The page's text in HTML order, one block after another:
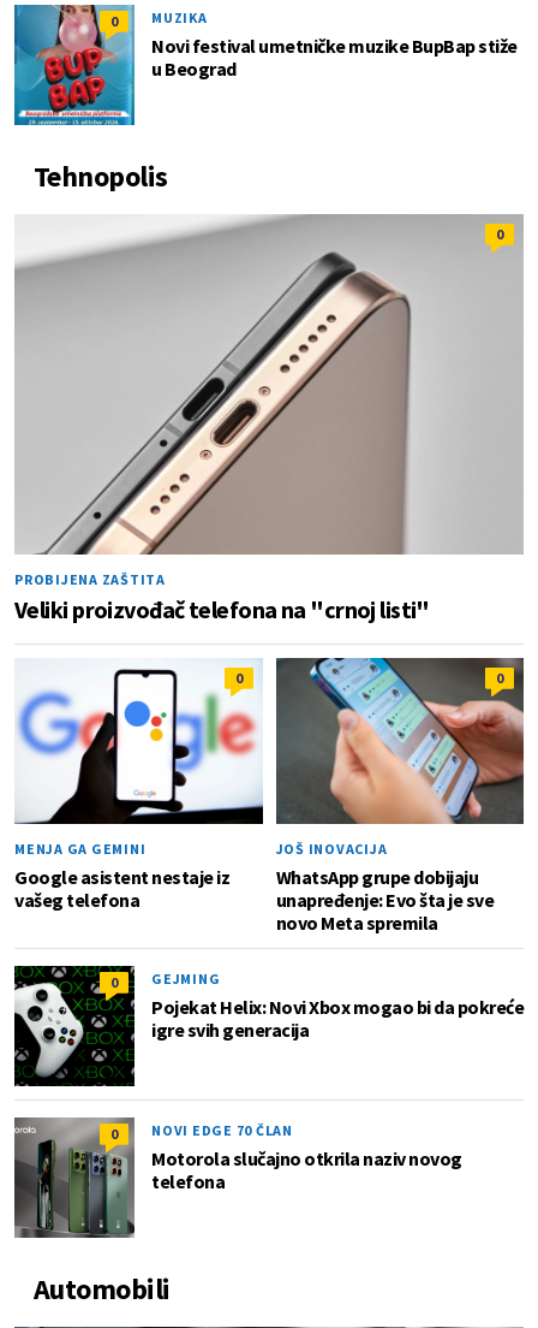
0 MUZIKA
Novi festival umetničke muzike BupBap stiže
u Beograd
Tehnopolis
0
PROBIJENA ZAŠTITA
Veliki proizvođač telefona na "crnoj listi"
0
MENJA GA GEMINI
Google asistent nestaje iz
vašeg telefona
0
JOŠ INOVACIJA
WhatsApp grupe dobijaju
unapređenje: Evo šta je sve
novo Meta spremila
0 GEJMING
Pojekat Helix: Novi Xbox mogao bi da pokreće
igre svih generacija
0 NOVI EDGE 70 ČLAN
Motorola slučajno otkrila naziv novog
telefona
Automobili